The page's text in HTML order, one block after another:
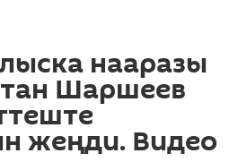
нааразы
Шаршеев
жеңди. Видео